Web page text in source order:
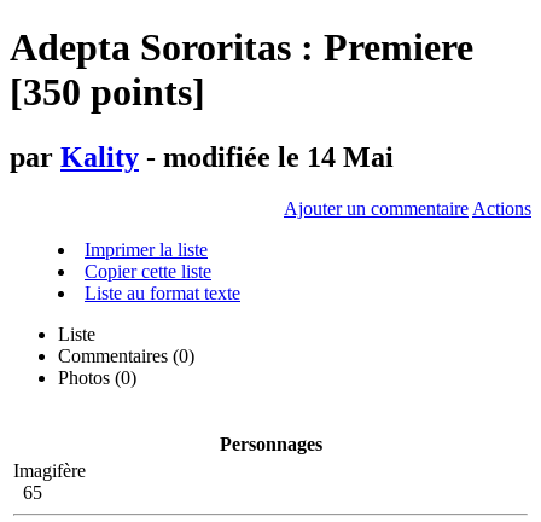
Adepta Sororitas : Premiere
[350 points]
par Kality - modifiée le 14 Mai
Ajouter un commentaire Actions
Imprimer la liste
Copier cette liste
Liste au format texte
Liste
Commentaires (0)
Photos (0)
Personnages
Imagifère
65